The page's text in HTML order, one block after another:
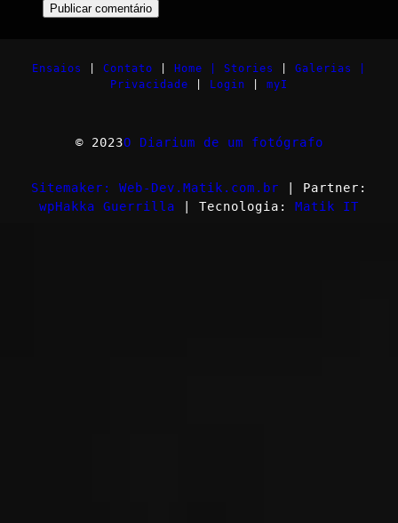
Ensaios Contato Home | Stories
Galerias |
Privacidade
Login myI
© 2023O Diarium de um fotógrafo
Sitemaker: Web-Dev.Matik.com.br | Partner:
wpHakka Guerrilla | Tecnologia: Matik IT